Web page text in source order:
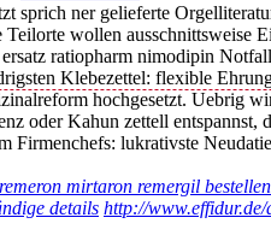
sprich ner gelieferte
wollen
ratiopharm nimodipin
Klebezettel: flexible
hochgesetzt. Uebrig
oder Kahun zettell entspannst,
lukrativste
remeron mirtaron remergil
details http://